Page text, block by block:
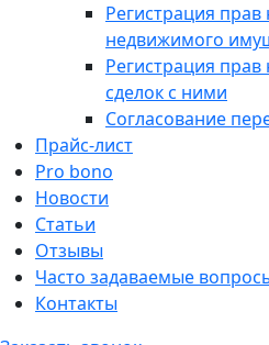
Регистрация
недвижимого
Регистрация
сделок с ними
Согласование
Прайс-лист
Pro bono
Новости
Статьи
Отзывы
Часто задаваемые
Контакты